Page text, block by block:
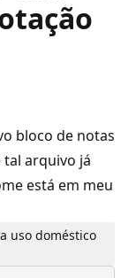
bloco de notas
arquivo já
está em meu
uso doméstico